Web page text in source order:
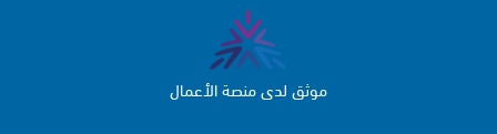
موثق لدى منصة الأعمال